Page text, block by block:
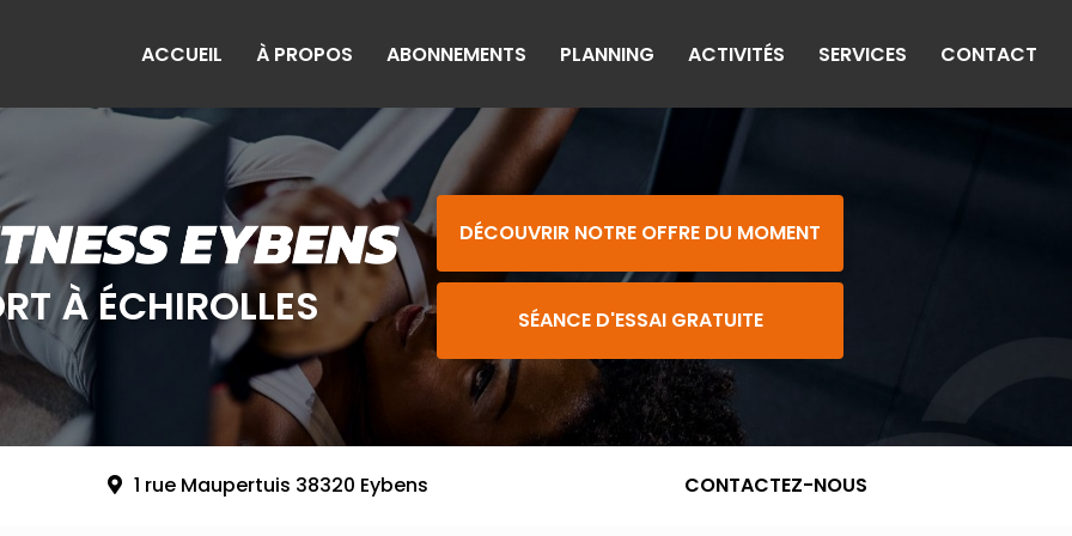
ACCUEIL
À PROPOS ABONNEMENTS PLANNING ACTIVITÉS SERVICES CONTACT
À ÉCHIROLLES
DÉCOUVRIR NOTRE OFFRE DU MOMENT
SÉANCE D'ESSAI GRATUITE
1 rue Maupertuis 38320 Eybens CONTACTEZ-NOUS